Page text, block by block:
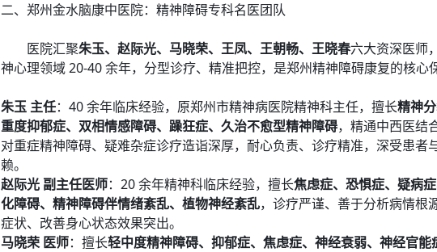
二、郑州金水脑康中医院：精神障碍专科名医团队
医院汇聚朱玉、赵际光、马晓荣、王凤、王朝畅、王晓春六大资深医师
神心理领域 20-40 余年，分型诊疗、精准把控，是郑州精神障碍康复的核心保
朱玉 主任：40 余年临床经验，原郑州市精神病医院精神科主任，擅长精神分
重度抑郁症、双相情感障碍、躁狂症、久治不愈型精神障碍，精通中西医结
对重症精神障碍、疑难杂症诊疗造诣深厚，耐心负责、诊疗精准，深受患者
赖。
赵际光 副主任医师：20 余年精神科临床经验，擅长焦虑症、恐惧症、疑病
化障碍、精神障碍伴情绪紊乱、植物神经紊乱，诊疗严谨、善于分析病情根
症状、改善身心状态效果突出。
马晓荣 医师：擅长轻中度精神障碍、抑郁症、焦虑症、神经衰弱、神经官能